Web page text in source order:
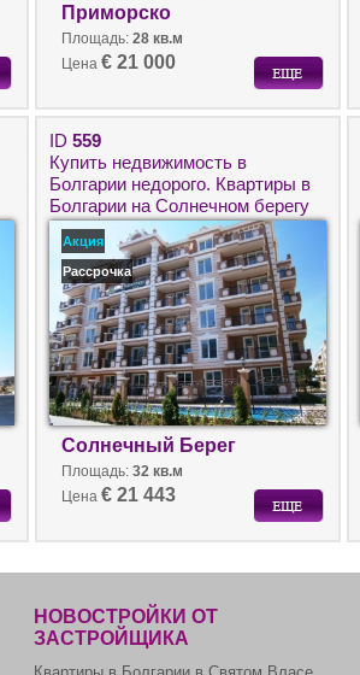
Приморско
Площадь: 28 кв.м
Цена € 21 000
ID 559
Купить недвижимость в
Болгарии недорого. Квартиры в
Болгарии на Солнечном берегу
- Casa Rossa.
Акция
Рассрочка
Солнечный Берег
Площадь: 32 кв.м
Цена € 21 443
НОВОСТРОЙКИ ОТ
ЗАСТРОЙЩИКА